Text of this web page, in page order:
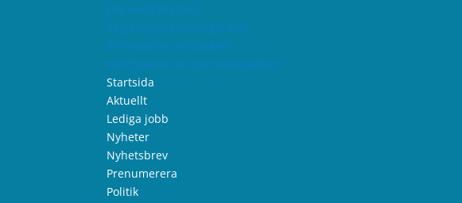
Om webbplatsen
Tillgänglighetsredogörelse
Information om cookies
Information om personuppgifter
Startsida
Aktuellt
Lediga jobb
Nyheter
Nyhetsbrev
Prenumerera
Politik